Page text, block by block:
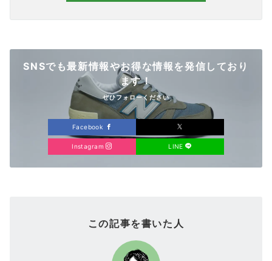
SNSでも最新情報やお得な情報を発信しており
ます！
ぜひフォローください
Facebook
Instagram LINE
この記事を書いた人